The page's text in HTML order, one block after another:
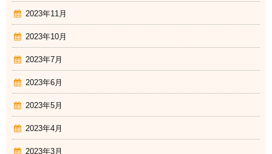
2023年11月
2023年10月
2023年7月
2023年6月
2023年5月
2023年4月
2023年3月